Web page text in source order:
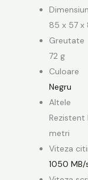
85 x 57 x
Greutate
72 g
Culoare
Negru
Altele
metri
Viteza
1050 MB/